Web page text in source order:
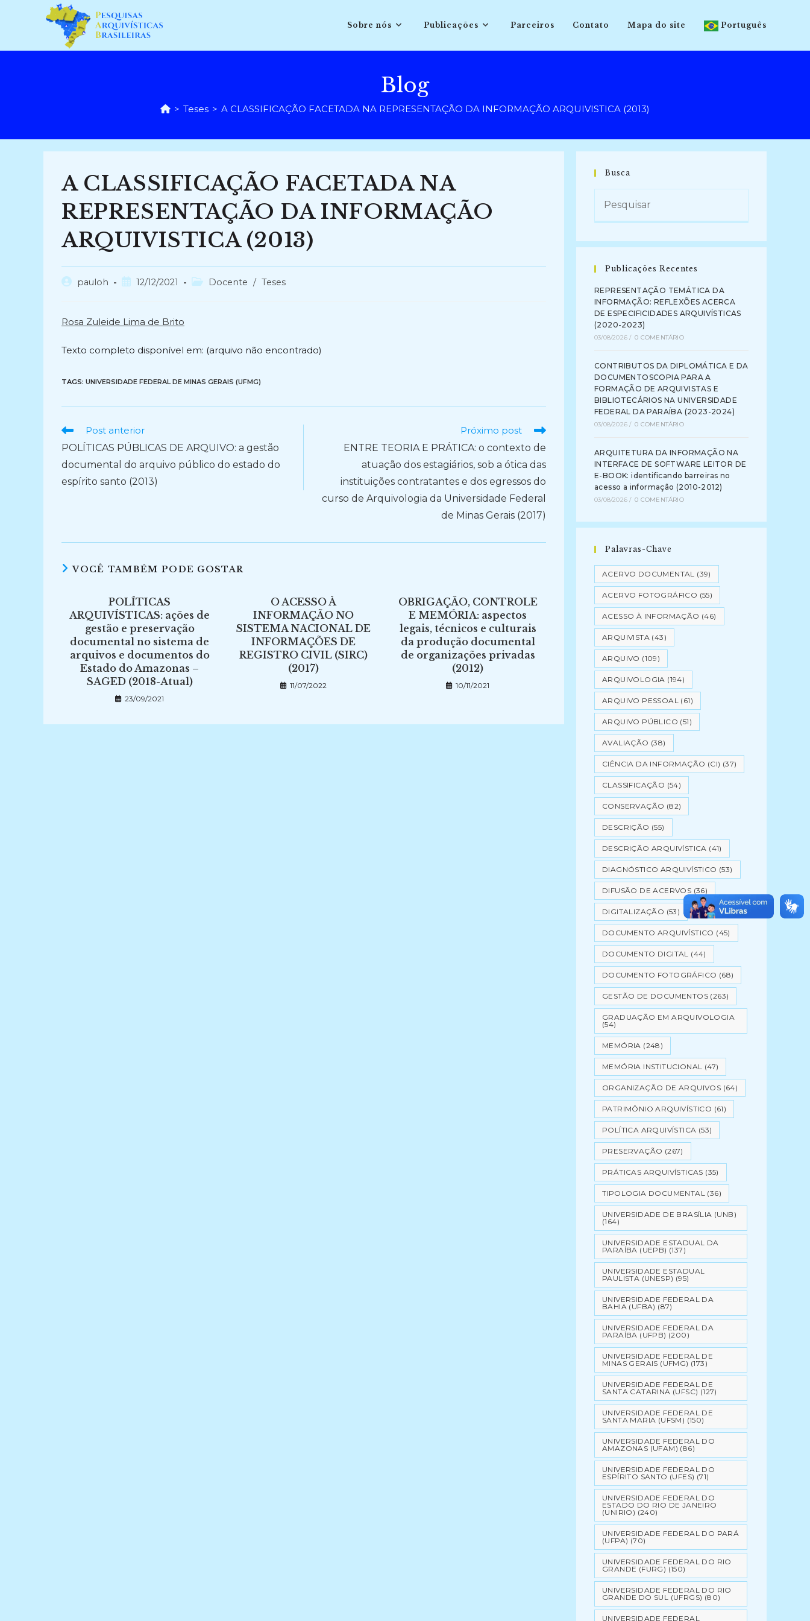
conteúdo
Sobre nós Publicações Parceiros Contato Mapa do site Português
Blog
> Teses > A CLASSIFICAÇÃO FACETADA NA REPRESENTAÇÃO DA INFORMAÇÃO ARQUIVISTICA (2013)
A CLASSIFICAÇÃO FACETADA NA
REPRESENTAÇÃO DA INFORMAÇÃO
ARQUIVISTICA (2013)
Autorpauloh
Post12/12/2021
Categoria
Docente / Teses
Rosa Zuleide Lima de Brito
Texto completo disponível em: (arquivo não encontrado)
TAGS: UNIVERSIDADE FEDERAL DE MINAS GERAIS (UFMG)
Ler
artigos
Post anterior
POLÍTICAS PÚBLICAS DE ARQUIVO: a gestão
documental do arquivo público do estado do
espírito santo (2013)
Próximo post
ENTRE TEORIA E PRÁTICA: o contexto de
atuação dos estagiários, sob a ótica das
instituições contratantes e dos egressos do
curso de Arquivologia da Universidade Federal
de Minas Gerais (2017)
VOCÊ TAMBÉM PODE GOSTAR
POLÍTICAS
ARQUIVÍSTICAS: ações de
gestão e preservação
documental no sistema de
arquivos e documentos do
Estado do Amazonas –
SAGED (2018-Atual)
23/09/2021
O ACESSO À
INFORMAÇÃO NO
SISTEMA NACIONAL DE
INFORMAÇÕES DE
REGISTRO CIVIL (SIRC)
(2017)
11/07/2022
OBRIGAÇÃO, CONTROLE
E MEMÓRIA: aspectos
legais, técnicos e culturais
da produção documental
de organizações privadas
(2012)
10/11/2021
Busca
Publicações Recentes
REPRESENTAÇÃO TEMÁTICA DA
INFORMAÇÃO: REFLEXÕES ACERCA
DE ESPECIFICIDADES ARQUIVÍSTICAS
(2020-2023)
03/08/2026 / 0 COMENTÁRIO
CONTRIBUTOS DA DIPLOMÁTICA E DA
DOCUMENTOSCOPIA PARA A
FORMAÇÃO DE ARQUIVISTAS E
BIBLIOTECÁRIOS NA UNIVERSIDADE
FEDERAL DA PARAÍBA (2023-2024)
03/08/2026 / 0 COMENTÁRIO
ARQUITETURA DA INFORMAÇÃO NA
INTERFACE DE SOFTWARE LEITOR DE
E-BOOK: identificando barreiras no
acesso a informação (2010-2012)
03/08/2026 / 0 COMENTÁRIO
Palavras-Chave
ACERVO DOCUMENTAL (39)
ACERVO FOTOGRÁFICO (55)
ACESSO À INFORMAÇÃO (46)
ARQUIVISTA (43)
ARQUIVO (109)
ARQUIVOLOGIA (194)
ARQUIVO PESSOAL (61)
ARQUIVO PÚBLICO (51)
AVALIAÇÃO (38)
CIÊNCIA DA INFORMAÇÃO (CI) (37)
CLASSIFICAÇÃO (54)
CONSERVAÇÃO (82)
DESCRIÇÃO (55)
DESCRIÇÃO ARQUIVÍSTICA (41)
DIAGNÓSTICO ARQUIVÍSTICO (53)
DIFUSÃO DE ACERVOS (36)
DIGITALIZAÇÃO (53)
DOCUMENTO ARQUIVÍSTICO (45)
DOCUMENTO DIGITAL (44)
DOCUMENTO FOTOGRÁFICO (68)
GESTÃO DE DOCUMENTOS (263)
GRADUAÇÃO EM ARQUIVOLOGIA
(54)
MEMÓRIA (248)
MEMÓRIA INSTITUCIONAL (47)
ORGANIZAÇÃO DE ARQUIVOS (64)
PATRIMÔNIO ARQUIVÍSTICO (61)
POLÍTICA ARQUIVÍSTICA (53)
PRESERVAÇÃO (267)
PRÁTICAS ARQUIVÍSTICAS (35)
TIPOLOGIA DOCUMENTAL (36)
UNIVERSIDADE DE BRASÍLIA (UNB)
(164)
UNIVERSIDADE ESTADUAL DA
PARAÍBA (UEPB) (137)
UNIVERSIDADE ESTADUAL
PAULISTA (UNESP) (95)
UNIVERSIDADE FEDERAL DA
BAHIA (UFBA) (87)
UNIVERSIDADE FEDERAL DA
PARAÍBA (UFPB) (200)
UNIVERSIDADE FEDERAL DE
MINAS GERAIS (UFMG) (173)
UNIVERSIDADE FEDERAL DE
SANTA CATARINA (UFSC) (127)
UNIVERSIDADE FEDERAL DE
SANTA MARIA (UFSM) (150)
UNIVERSIDADE FEDERAL DO
AMAZONAS (UFAM) (86)
UNIVERSIDADE FEDERAL DO
ESPÍRITO SANTO (UFES) (71)
UNIVERSIDADE FEDERAL DO
ESTADO DO RIO DE JANEIRO
(UNIRIO) (240)
UNIVERSIDADE FEDERAL DO PARÁ
(UFPA) (70)
UNIVERSIDADE FEDERAL DO RIO
GRANDE (FURG) (150)
UNIVERSIDADE FEDERAL DO RIO
GRANDE DO SUL (UFRGS) (80)
UNIVERSIDADE FEDERAL